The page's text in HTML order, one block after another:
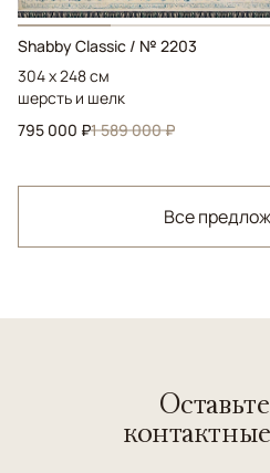
Shabby Classic / № 2203
304 x 248 см
шерсть и шелк
795 000 ₽1 589 000 ₽
Все